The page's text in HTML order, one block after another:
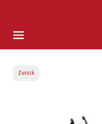
Zurück